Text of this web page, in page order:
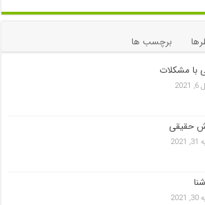
برچسب ها
با مشکلات
حقیقی